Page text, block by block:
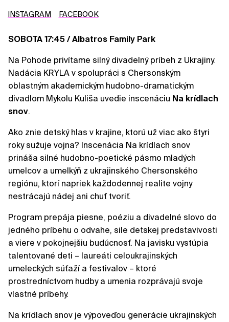
INSTAGRAM FACEBOOK
SOBOTA 17:45 / Albatros Family Park
Na Pohode privítame silný divadelný príbeh z Ukrajiny.
Nadácia KRYLA v spolupráci s Chersonským
oblastným akademickým hudobno-dramatickým
divadlom Mykolu Kuliša uvedie inscenáciu Na krídlach
snov.
Ako znie detský hlas v krajine, ktorú už viac ako štyri
roky sužuje vojna? Inscenácia Na krídlach snov
prináša silné hudobno-poetické pásmo mladých
umelcov a umelkýň z ukrajinského Chersonského
regiónu, ktorí napriek každodennej realite vojny
nestrácajú nádej ani chuť tvoriť.
Program prepája piesne, poéziu a divadelné slovo do
jedného príbehu o odvahe, sile detskej predstavivosti
a viere v pokojnejšiu budúcnosť. Na javisku vystúpia
talentované deti – laureáti celoukrajinských
umeleckých súťaží a festivalov – ktoré
prostredníctvom hudby a umenia rozprávajú svoje
vlastné príbehy.
Na krídlach snov je výpoveďou generácie ukrajinských